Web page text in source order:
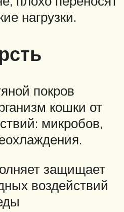
нагрузки.
покров
кошки от
микробов,
защищает
воздействий